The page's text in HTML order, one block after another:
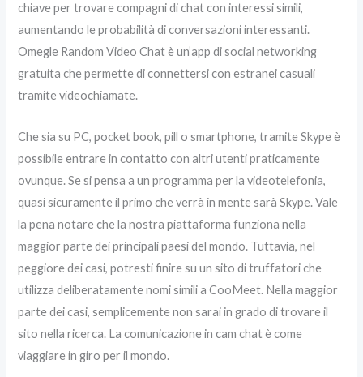
chiave per trovare compagni di chat con interessi simili,
aumentando le probabilità di conversazioni interessanti.
Omegle Random Video Chat è un’app di social networking
gratuita che permette di connettersi con estranei casuali
tramite videochiamate.
Che sia su PC, pocket book, pill o smartphone, tramite Skype è
possibile entrare in contatto con altri utenti praticamente
ovunque. Se si pensa a un programma per la videotelefonia,
quasi sicuramente il primo che verrà in mente sarà Skype. Vale
la pena notare che la nostra piattaforma funziona nella
maggior parte dei principali paesi del mondo. Tuttavia, nel
peggiore dei casi, potresti finire su un sito di truffatori che
utilizza deliberatamente nomi simili a CooMeet. Nella maggior
parte dei casi, semplicemente non sarai in grado di trovare il
sito nella ricerca. La comunicazione in cam chat è come
viaggiare in giro per il mondo.